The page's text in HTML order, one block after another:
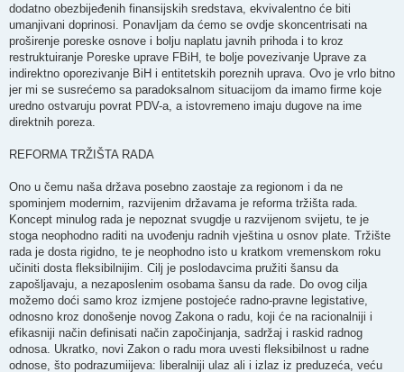
dodatno obezbijeđenih finansijskih sredstava, ekvivalentno će biti
umanjivani doprinosi. Ponavljam da ćemo se ovdje skoncentrisati na
proširenje poreske osnove i bolju naplatu javnih prihoda i to kroz
restruktuiranje Poreske uprave FBiH, te bolje povezivanje Uprave za
indirektno oporezivanje BiH i entitetskih poreznih uprava. Ovo je vrlo bitno
jer mi se susrećemo sa paradoksalnom situacijom da imamo firme koje
uredno ostvaruju povrat PDV-a, a istovremeno imaju dugove na ime
direktnih poreza.
REFORMA TRŽIŠTA RADA
Ono u čemu naša država posebno zaostaje za regionom i da ne
spominjem modernim, razvijenim državama je reforma tržišta rada.
Koncept minulog rada je nepoznat svugdje u razvijenom svijetu, te je
stoga neophodno raditi na uvođenju radnih vještina u osnov plate. Tržište
rada je dosta rigidno, te je neophodno isto u kratkom vremenskom roku
učiniti dosta fleksibilnijim. Cilj je poslodavcima pružiti šansu da
zapošljavaju, a nezaposlenim osobama šansu da rade. Do ovog cilja
možemo doći samo kroz izmjene postojeće radno-pravne legistative,
odnosno kroz donošenje novog Zakona o radu, koji će na racionalniji i
efikasniji način definisati način započinjanja, sadržaj i raskid radnog
odnosa. Ukratko, novi Zakon o radu mora uvesti fleksibilnost u radne
odnose, što podrazumiijeva: liberalniji ulaz ali i izlaz iz preduzeća, veću